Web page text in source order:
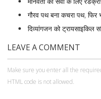
गौरव पथ बना कचरा पथ, फिर
दिव्यांगजन को
LEAVE A COMMENT
Make sure you enter all the
HTML code is not allowed.